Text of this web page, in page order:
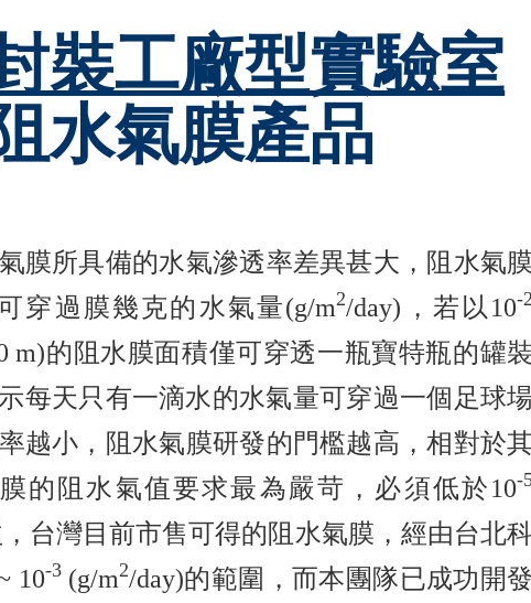
裝工廠型實驗室
水氣膜產品
膜所具備的水氣滲透率差異甚大，阻水氣
穿過膜幾克的水氣量(g/m2/day)，若以10-
m)的阻水膜面積僅可穿透一瓶寶特瓶的罐
每天只有一滴水的水氣量可穿過一個足球
越小，阻水氣膜研發的門檻越高，相對於
的阻水氣值要求最為嚴苛，必須低於10-
台灣目前市售可得的阻水氣膜，經由台北
10-3(g/m2/day)的範圍，而本團隊已成功開